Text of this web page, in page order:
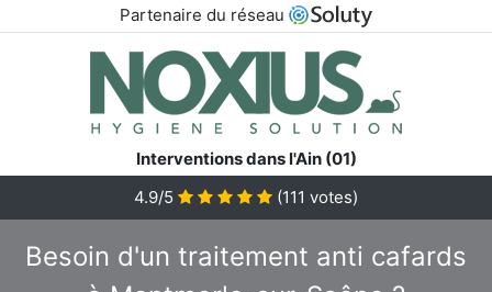
Partenaire du réseau
Interventions dans l'Ain (01)
4.9/5 (111 votes)
Besoin d'un traitement anti cafards